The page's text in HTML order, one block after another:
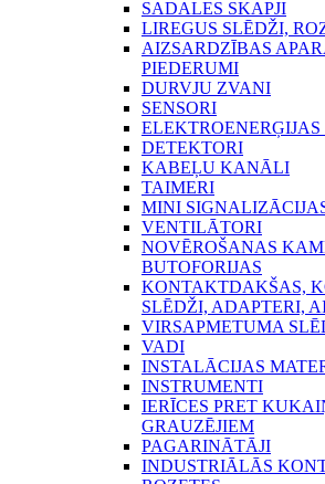
SADALES SKAPJI
LIREGUS SLĒDŽI,
AIZSARDZĪBAS
PIEDERUMI
DURVJU ZVANI
SENSORI
DETEKTORI
KABEĻU KANĀLI
TAIMERI
MINI
VENTILĀTORI
NOVĒROŠANAS
BUTOFORIJAS
KONTAKTDAKŠAS,
SLĒDŽI, ADAPTERI,
VIRSAPMETUMA
VADI
INSTALĀCIJAS
INSTRUMENTI
IERĪCES PRET
GRAUZĒJIEM
PAGARINĀTĀJI
INDUSTRIĀLĀS